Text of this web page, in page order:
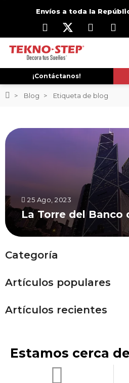
Envíos a toda la
¡Contáctanos!
Blog Etiqueta de blog
25 Ago, 2023
La Torre del Banco
Categoría
Artículos populares
Artículos recientes
Estamos cerca